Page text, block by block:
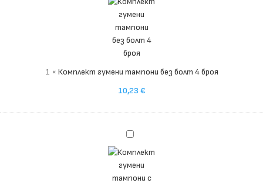
броя
1 × Комплект гумени тампони без болт 4 броя
10,23 €
Комплект